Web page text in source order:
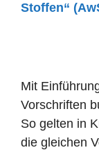
Stoffen“
Mit
Vorschriften
So gelten in
die gleichen